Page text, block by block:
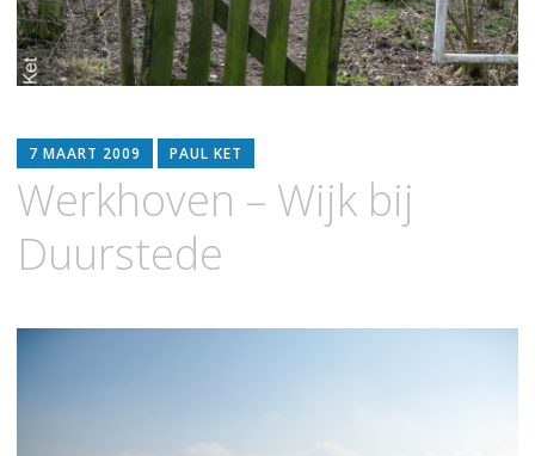
7 MAART 2009 PAUL KET
Werkhoven – Wijk bij
Duurstede